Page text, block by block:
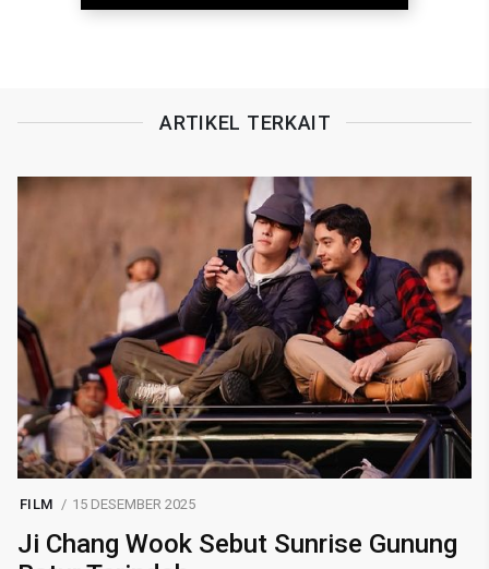
ARTIKEL TERKAIT
FILM 15 DESEMBER 2025
Ji Chang Wook Sebut Sunrise Gunung